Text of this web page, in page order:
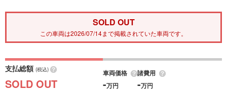
SOLD OUT
この車両は2026/07/14まで掲載されていた車両です。
支払総額 (税込)
SOLD OUT
車両価格
-万円
諸費用
-万円